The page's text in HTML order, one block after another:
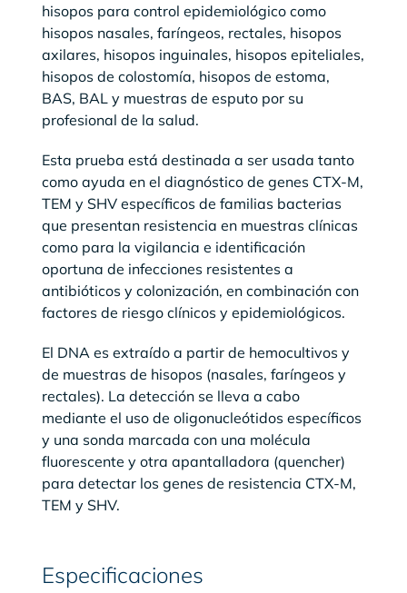
hisopos para control epidemiológico como
hisopos nasales, faríngeos, rectales, hisopos
axilares, hisopos inguinales, hisopos epiteliales,
hisopos de colostomía, hisopos de estoma,
BAS, BAL y muestras de esputo por su
profesional de la salud.
Esta prueba está destinada a ser usada tanto
como ayuda en el diagnóstico de genes CTX-M,
TEM y SHV específicos de familias bacterias
que presentan resistencia en muestras clínicas
como para la vigilancia e identificación
oportuna de infecciones resistentes a
antibióticos y colonización, en combinación con
factores de riesgo clínicos y epidemiológicos.
El DNA es extraído a partir de hemocultivos y
de muestras de hisopos (nasales, faríngeos y
rectales). La detección se lleva a cabo
mediante el uso de oligonucleótidos específicos
y una sonda marcada con una molécula
fluorescente y otra apantalladora (quencher)
para detectar los genes de resistencia CTX-M,
TEM y SHV.
Especificaciones